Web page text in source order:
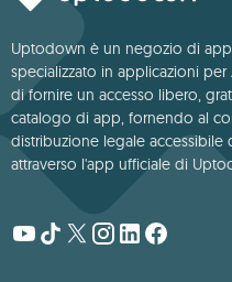
Uptodown è un negozio di
specializzato in applicazioni
di fornire un accesso libero,
catalogo di app, fornendo al
distribuzione legale accessibile
attraverso l'app ufficiale di